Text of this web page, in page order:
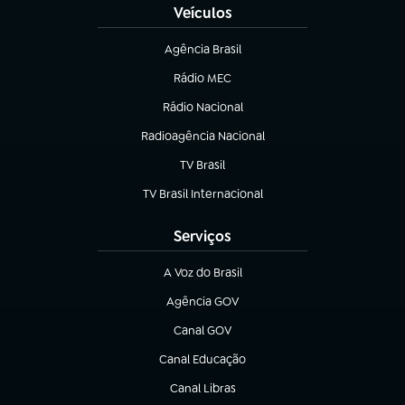
Veículos
Agência Brasil
(abre em nova aba)
Rádio MEC
Rádio Nacional
(abre em nova aba)
Radioagência Nacional
(abre em nova aba)
TV Brasil
(abre em nova aba)
TV Brasil Internacional
(abre em nova aba)
Serviços
A Voz do Brasil
(abre em nova aba)
Agência GOV
(abre em nova aba)
Canal GOV
(abre em nova aba)
Canal Educação
(abre em nova aba)
Canal Libras
(abre em nova aba)